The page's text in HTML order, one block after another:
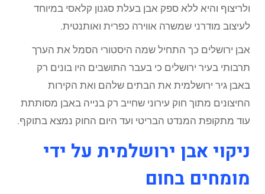
ולריצוף והיא ללא ספק אבן בעלת סגנון קלאסי במיוחד
לעיצוב מודרני שמשרה אווירה כפרית ואותנטית.
אבן ירושלים כך התחיל שמה היסטורי הסמל את הערך
תרבותי בעיר ירושלים כי בעבר התושבים היו בונים רק
באבן גיר ירושלמית את הבתים שלהם ואת הקירות
החיצונים מתוך חוק עירוני שחייב רק בנייה באבן מסותתת
עוד מתקופת המנדט הבריטי ועד היום החוק נמצא בתוקף.
ניקוי אבן ירושלמית על ידי
מומחים בחום